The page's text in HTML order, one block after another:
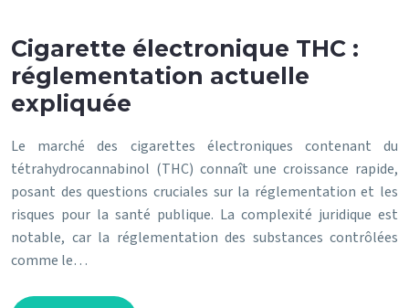
Cigarette électronique THC :
réglementation actuelle
expliquée
Le marché des cigarettes électroniques contenant du
tétrahydrocannabinol (THC) connaît une croissance rapide,
posant des questions cruciales sur la réglementation et les
risques pour la santé publique. La complexité juridique est
notable, car la réglementation des substances contrôlées
comme le…